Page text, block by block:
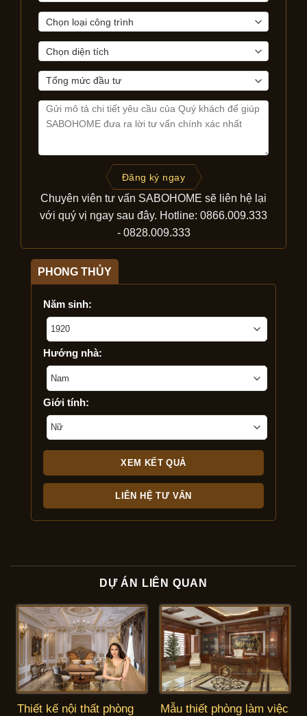
Đăng ký ngay
Chuyên viên tư vấn SABOHOME sẽ liên hệ lại
với quý vị ngay sau đây. Hotline: 0866.009.333
- 0828.009.333
PHONG THỦY
Năm sinh:
Hướng nhà:
Giới tính:
LIÊN HỆ TƯ VẤN
DỰ ÁN LIÊN QUAN
Thiết kế nội thất phòng
Mẫu thiết phòng làm việc